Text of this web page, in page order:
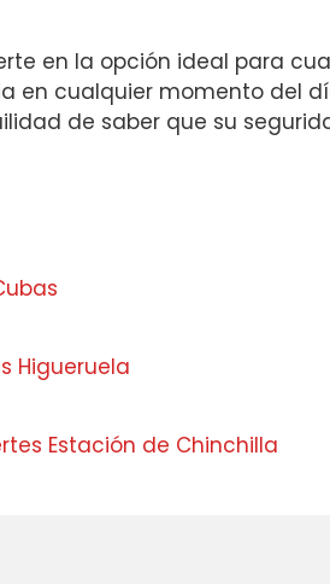
en la opción ideal para
en cualquier momento del
de saber que su
Higueruela
Estación de Chinchilla